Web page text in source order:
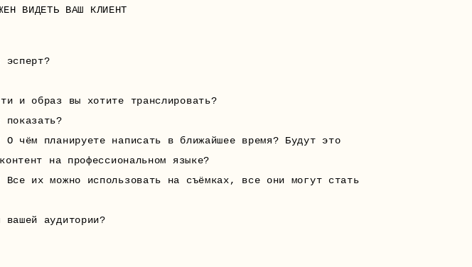
ВИДЕТЬ ВАШ КЛИЕНТ
эсперт?
и образ вы хотите транслировать?
чём планируете написать в ближайшее время? Будут это
на профессиональном языке?
их можно использовать на съёмках, все они могут стать
аудитории?